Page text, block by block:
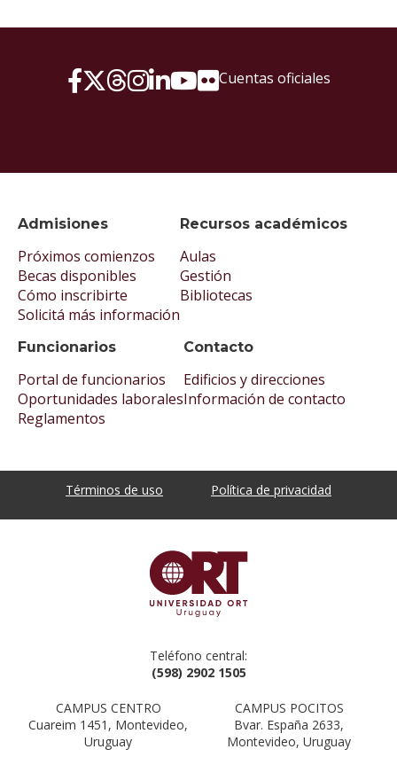
Admisiones
Próximos comienzos
Becas disponibles
Cómo inscribirte
Solicitá más información
Recursos académicos
Aulas
Gestión
Bibliotecas
Funcionarios
Portal de funcionarios
Oportunidades laborales
Reglamentos
Contacto
Edificios y direcciones
Información de contacto
Cuentas oficiales
Términos de uso Política de privacidad
Teléfono central:
(598) 2902 1505
CAMPUS CENTRO
Cuareim 1451, Montevideo,
Uruguay
CAMPUS POCITOS
Bvar. España 2633,
Montevideo, Uruguay